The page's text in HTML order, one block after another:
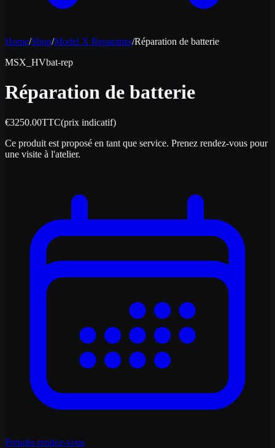
Home/Shop/Model X Reparaties/Réparation de batterie
MSX_HVbat-rep
Réparation de batterie
€3250.00TTC(prix indicatif)
Ce produit est proposé en tant que service. Prenez rendez-vous pour
une visite à l'atelier.
Prendre rendez-vous